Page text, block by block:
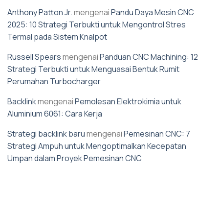
Anthony Patton Jr.mengenaiPandu Daya Mesin CNC
2025: 10 Strategi Terbukti untuk Mengontrol Stres
Termal pada Sistem Knalpot
Russell SpearsmengenaiPanduan CNC Machining: 12
Strategi Terbukti untuk Menguasai Bentuk Rumit
Perumahan Turbocharger
BacklinkmengenaiPemolesan Elektrokimia untuk
Aluminium 6061: Cara Kerja
Strategi backlink barumengenaiPemesinan CNC: 7
Strategi Ampuh untuk Mengoptimalkan Kecepatan
Umpan dalam Proyek Pemesinan CNC